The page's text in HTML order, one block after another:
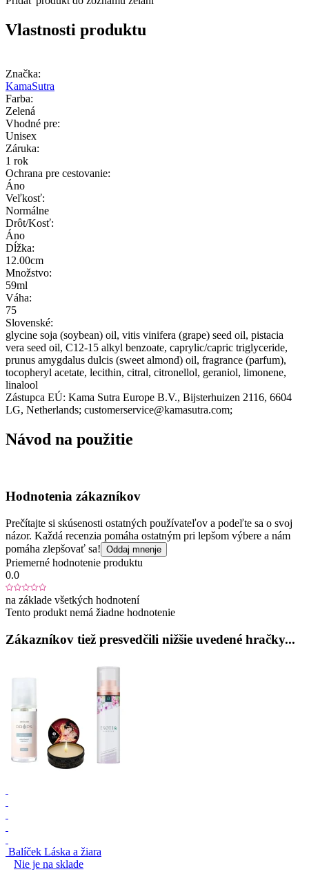
Vlastnosti produktu
Značka:
KamaSutra
Farba:
Zelená
Vhodné pre:
Unisex
Záruka:
1 rok
Ochrana pre cestovanie:
Áno
Veľkosť:
Normálne
Drôt/Kosť:
Áno
Dĺžka:
12.00cm
Množstvo:
59ml
Váha:
75
Slovenské:
glycine soja (soybean) oil, vitis vinifera (grape) seed oil, pistacia
vera seed oil, C12-15 alkyl benzoate, caprylic/capric triglyceride,
prunus amygdalus dulcis (sweet almond) oil, fragrance (parfum),
tocopheryl acetate, lecithin, citral, citronellol, geraniol, limonene,
linalool
Zástupca EÚ: Kama Sutra Europe B.V., Bijsterhuizen 2116, 6604
LG, Netherlands; customerservice@kamasutra.com;
Návod na použitie
Hodnotenia zákazníkov
Prečítajte si skúsenosti ostatných používateľov a podeľte sa o svoj
názor. Každá recenzia pomáha ostatným pri lepšom výbere a nám
pomáha zlepšovať sa! Oddaj mnenje
Priemerné hodnotenie produktu
0.0
na základe všetkých hodnotení
Tento produkt nemá žiadne hodnotenie
Zákazníkov tiež presvedčili nižšie uvedené hračky...
Balíček Láska a žiara
Nie je na sklade